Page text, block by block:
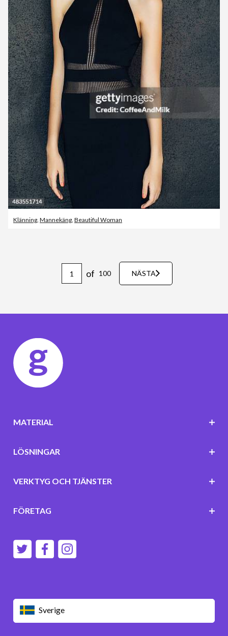
Klänning, Mannekäng, Beautiful Woman
of 100 NÄSTA
Sverige
MATERIAL
LÖSNINGAR
VERKTYG OCH TJÄNSTER
FÖRETAG